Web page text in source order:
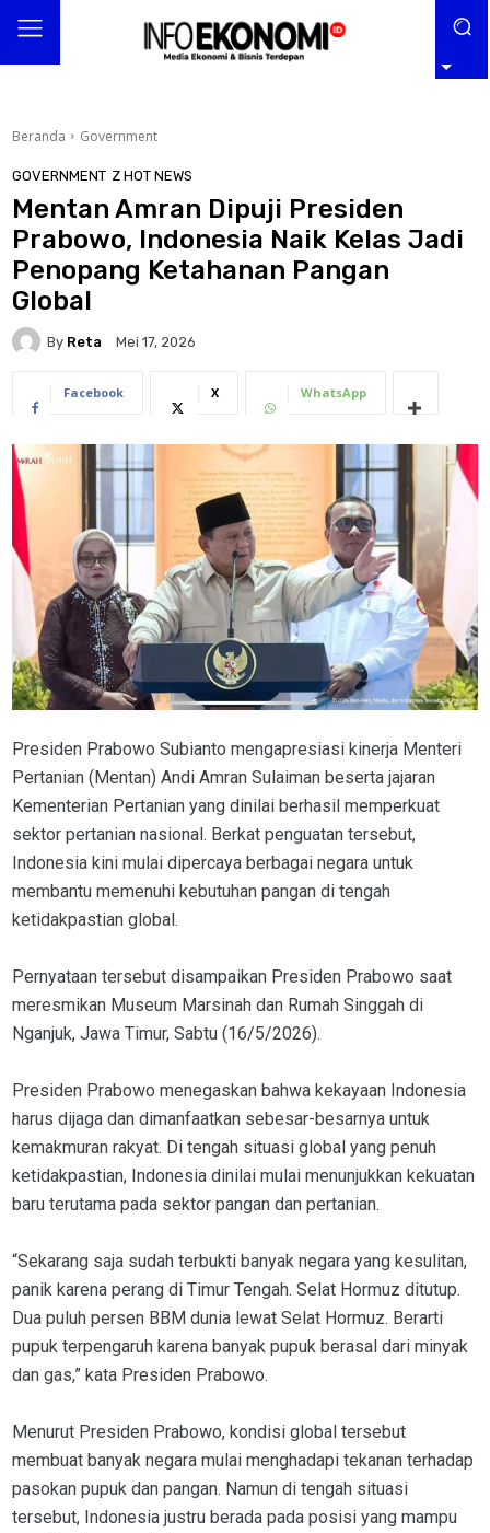
Beranda Government
GOVERNMENT Z HOT NEWS
Mentan Amran Dipuji Presiden
Prabowo, Indonesia Naik Kelas Jadi
Penopang Ketahanan Pangan
Global
By Reta Mei 17, 2026
Facebook X WhatsApp
Presiden Prabowo Subianto mengapresiasi kinerja Menteri
Pertanian (Mentan) Andi Amran Sulaiman beserta jajaran
Kementerian Pertanian yang dinilai berhasil memperkuat
sektor pertanian nasional. Berkat penguatan tersebut,
Indonesia kini mulai dipercaya berbagai negara untuk
membantu memenuhi kebutuhan pangan di tengah
ketidakpastian global.
Pernyataan tersebut disampaikan Presiden Prabowo saat
meresmikan Museum Marsinah dan Rumah Singgah di
Nganjuk, Jawa Timur, Sabtu (16/5/2026).
Presiden Prabowo menegaskan bahwa kekayaan Indonesia
harus dijaga dan dimanfaatkan sebesar-besarnya untuk
kemakmuran rakyat. Di tengah situasi global yang penuh
ketidakpastian, Indonesia dinilai mulai menunjukkan kekuatan
baru terutama pada sektor pangan dan pertanian.
“Sekarang saja sudah terbukti banyak negara yang kesulitan,
panik karena perang di Timur Tengah. Selat Hormuz ditutup.
Dua puluh persen BBM dunia lewat Selat Hormuz. Berarti
pupuk terpengaruh karena banyak pupuk berasal dari minyak
dan gas,” kata Presiden Prabowo.
Menurut Presiden Prabowo, kondisi global tersebut
membuat banyak negara mulai menghadapi tekanan terhadap
pasokan pupuk dan pangan. Namun di tengah situasi
tersebut, Indonesia justru berada pada posisi yang mampu